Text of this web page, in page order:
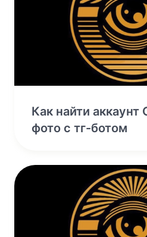
Как найти аккаунт
фото с тг-ботом